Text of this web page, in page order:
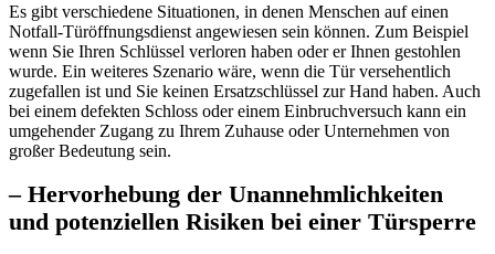
Es gibt verschiedene Situationen, in denen Menschen auf einen
Notfall-Türöffnungsdienst angewiesen sein können.​ Zum Beispiel
wenn Sie Ihren Schlüssel verloren haben oder er Ihnen gestohlen
wurde.​ Ein weiteres Szenario wäre, wenn die Tür versehentlich
zugefallen ist und Sie keinen Ersatzschlüssel zur Hand haben.​ Auch
bei einem defekten Schloss oder einem Einbruchversuch kann ein
umgehender Zugang zu Ihrem Zuhause oder Unternehmen von
großer Bedeutung sein.​
– Hervorhebung der Unannehmlichkeiten
und potenziellen Risiken bei einer Türsperre